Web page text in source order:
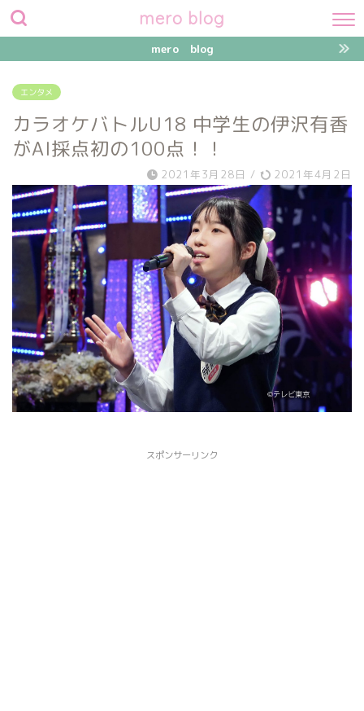
mero blog
mero blog
エンタメ
カラオケバトルU18 中学生の伊沢有香
がAI採点初の100点！！
2021年3月28日 / 2021年4月2日
スポンサーリンク